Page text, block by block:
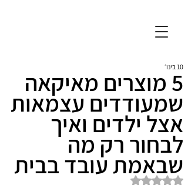
5 מוצרים מאיקאה
שמעודדים עצמאות
אצל ילדים ואיך
לבחור רק מה
שבאמת עובד בבית
10 בינו׳
דירוג של NaN מתוך 5 כוכבים